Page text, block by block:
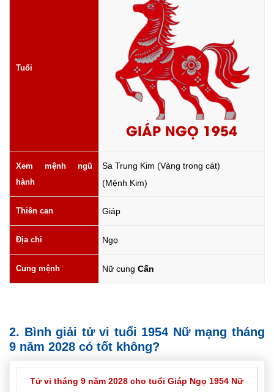
Tuổi
GIÁP NGỌ 1954
Xem mệnh ngũ
hành
Sa Trung Kim (Vàng trong cát)
(Mệnh Kim)
Thiên can Giáp
Địa chi Ngọ
Cung mệnh Nữ cung Cấn
2. Bình giải tử vi tuổi 1954 Nữ mạng tháng
9 năm 2028 có tốt không?
Tử vi tháng 9 năm 2028 cho tuổi Giáp Ngọ 1954 Nữ